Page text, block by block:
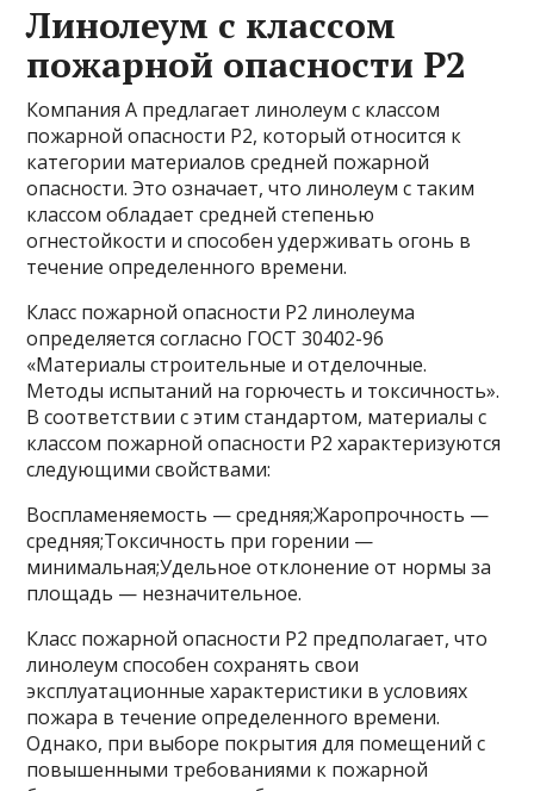
Линолеум с классом
пожарной опасности Р2
Компания А предлагает линолеум с классом
пожарной опасности Р2, который относится к
категории материалов средней пожарной
опасности. Это означает, что линолеум с таким
классом обладает средней степенью
огнестойкости и способен удерживать огонь в
течение определенного времени.
Класс пожарной опасности Р2 линолеума
определяется согласно ГОСТ 30402-96
«Материалы строительные и отделочные.
Методы испытаний на горючесть и токсичность».
В соответствии с этим стандартом, материалы с
классом пожарной опасности Р2 характеризуются
следующими свойствами:
Воспламеняемость — средняя;Жаропрочность —
средняя;Токсичность при горении —
минимальная;Удельное отклонение от нормы за
площадь — незначительное.
Класс пожарной опасности Р2 предполагает, что
линолеум способен сохранять свои
эксплуатационные характеристики в условиях
пожара в течение определенного времени.
Однако, при выборе покрытия для помещений с
повышенными требованиями к пожарной